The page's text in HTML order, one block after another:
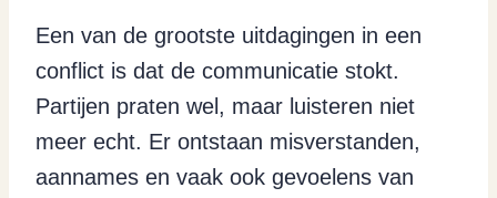
Een van de grootste uitdagingen in een
conflict is dat de communicatie stokt.
Partijen praten wel, maar luisteren niet
meer echt. Er ontstaan misverstanden,
aannames en vaak ook gevoelens van